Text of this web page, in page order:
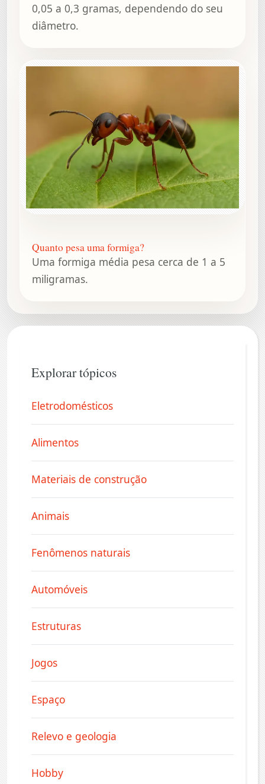
0,05 a 0,3 gramas, dependendo do seu
diâmetro.
Quanto pesa uma formiga?
Uma formiga média pesa cerca de 1 a 5
miligramas.
Explorar tópicos
Eletrodomésticos
Alimentos
Materiais de construção
Animais
Fenômenos naturais
Automóveis
Estruturas
Jogos
Espaço
Relevo e geologia
Hobby